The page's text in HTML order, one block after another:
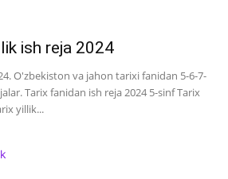
ish reja 2024
O'zbekiston va jahon tarixi fanidan 5-6-7-
Tarix fanidan ish reja 2024 5-sinf Tarix
yillik...